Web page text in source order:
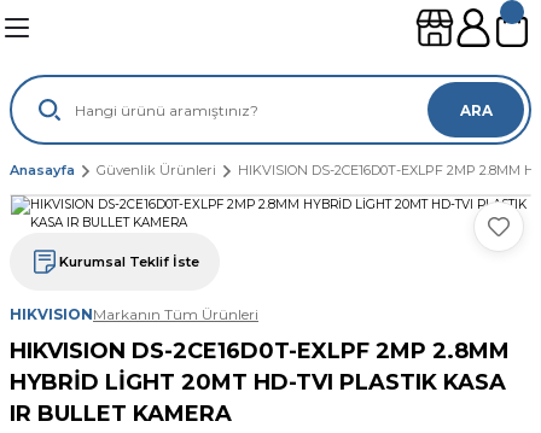
ARA
Anasayfa Güvenlik Ürünleri HIKVISION DS-2CE16D0T-EXLPF 2MP 2.8MM
Kurumsal Teklif İste
HIKVISIONMarkanın Tüm Ürünleri
HIKVISION DS-2CE16D0T-EXLPF 2MP 2.8MM
HYBRİD LİGHT 20MT HD-TVI PLASTIK KASA
IR BULLET KAMERA